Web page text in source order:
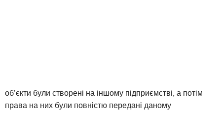
об’єкти були створені на іншому підприємстві, а потім
права на них були повністю передані даному